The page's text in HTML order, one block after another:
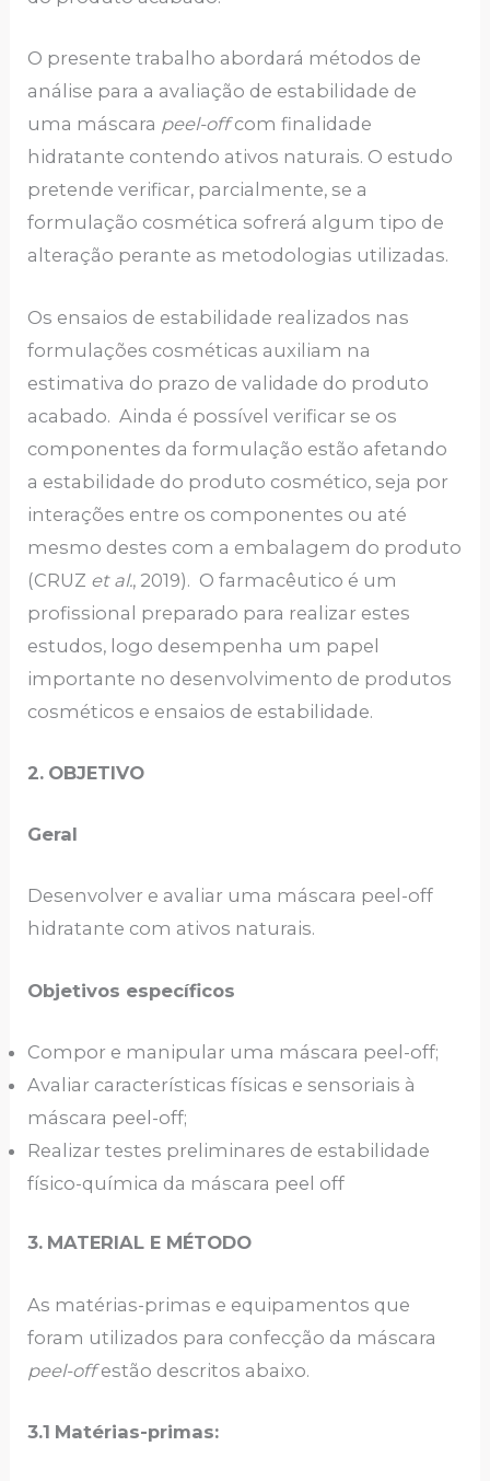
O presente trabalho abordará métodos de
análise para a avaliação de estabilidade de
uma máscara peel-offcom finalidade
hidratante contendo ativos naturais. O estudo
pretende verificar, parcialmente, se a
formulação cosmética sofrerá algum tipo de
alteração perante as metodologias utilizadas.
Os ensaios de estabilidade realizados nas
formulações cosméticas auxiliam na
estimativa do prazo de validade do produto
acabado. Ainda é possível verificar se os
componentes da formulação estão afetando
a estabilidade do produto cosmético, seja por
interações entre os componentes ou até
mesmo destes com a embalagem do produto
(CRUZ et al., 2019). O farmacêutico é um
profissional preparado para realizar estes
estudos, logo desempenha um papel
importante no desenvolvimento de produtos
cosméticos e ensaios de estabilidade.
2. OBJETIVO
Geral
Desenvolver e avaliar uma máscara peel-off
hidratante com ativos naturais.
Objetivos específicos
Compor e manipular uma máscara peel-off;
Avaliar características físicas e sensoriais à
máscara peel-off;
Realizar testes preliminares de estabilidade
físico-química da máscara peel off
3. MATERIAL E MÉTODO
As matérias-primas e equipamentos que
foram utilizados para confecção da máscara
peel-offestão descritos abaixo.
3.1 Matérias-primas: